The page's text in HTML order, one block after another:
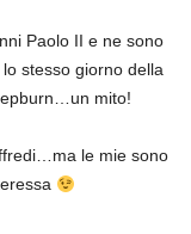
Paolo II e ne sono
stesso giorno della
mito!
le mie sono